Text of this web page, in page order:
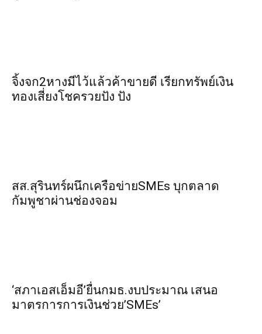
จิ้งจก​2​หาง​มีไว้แล้ว​ค้าขาย​ดี​ เรียก​ทรัพย์เงิน
ทอง​เสี่ยงโชค​รวยปัง​ ปัง​
สส.สุรินทร์ผนึกเครือข่ายSMEs บุกตลาด
กัมพูชาผ่านช่องจอม
‘สภาเอสเอ็มอี’ยื่นกมธ.งบประมาณ เสนอ
มาตรการการเงินช่วย’SMEs’